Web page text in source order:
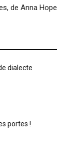
de Anna Hope
dialecte
portes !